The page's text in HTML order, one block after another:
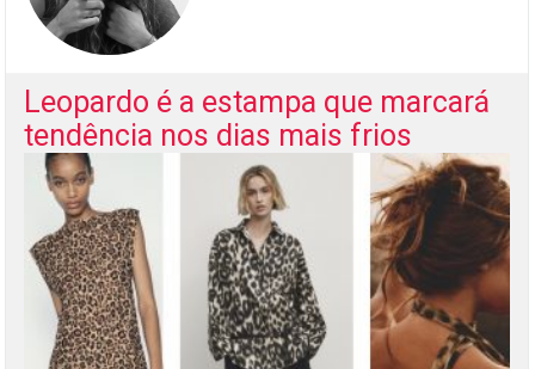
Leopardo é a estampa que marcará
tendência nos dias mais frios